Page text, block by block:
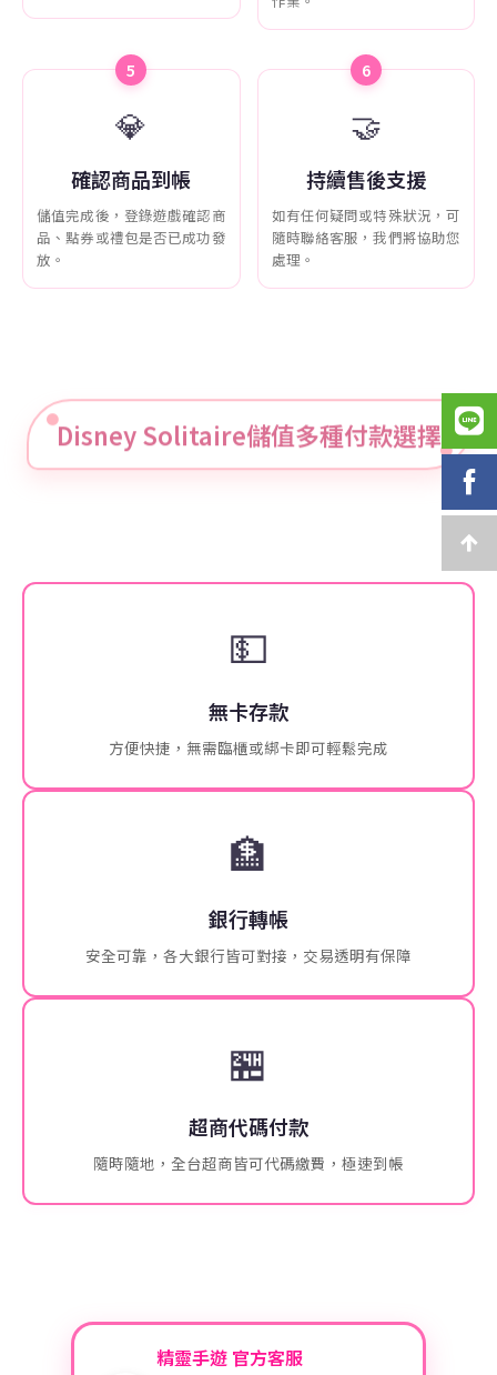
5
💎
確認商品到帳
儲值完成後，登錄遊戲確認商
品、點券或禮包是否已成功發
放。
6
🤝
持續售後支援
如有任何疑問或特殊狀況，可
隨時聯絡客服，我們將協助您
處理。
Disney Solitaire儲值多種付款選擇
💵
無卡存款
方便快捷，無需臨櫃或綁卡即可輕鬆完成
🏦
銀行轉帳
安全可靠，各大銀行皆可對接，交易透明有保障
🏪
超商代碼付款
隨時隨地，全台超商皆可代碼繳費，極速到帳
精靈手遊 官方客服